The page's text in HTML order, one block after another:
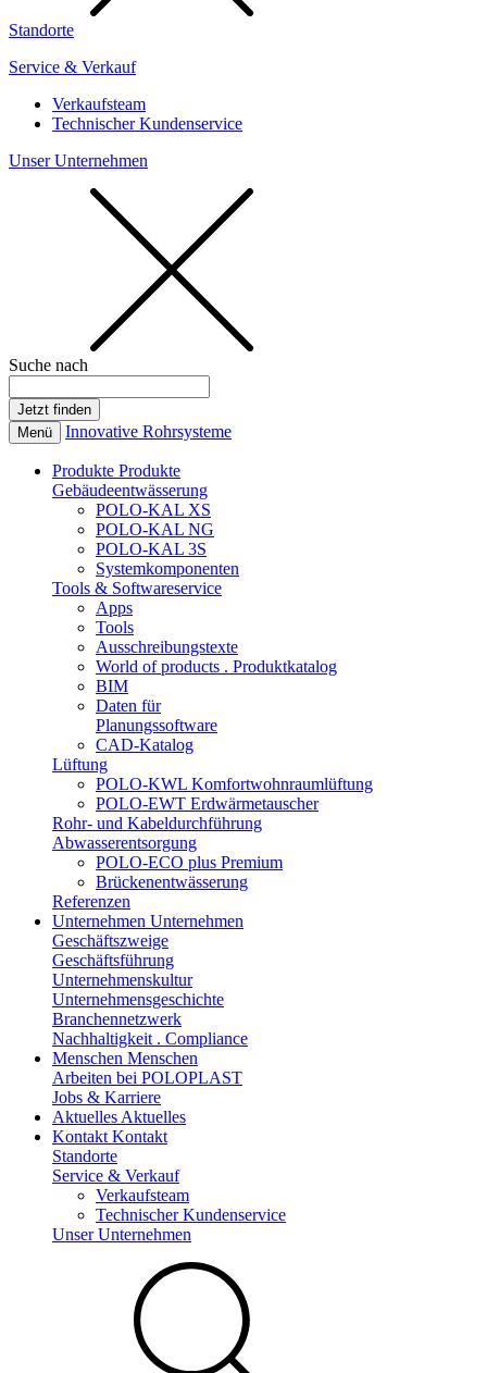
Standorte
Service & Verkauf
Verkaufsteam
Technischer Kundenservice
Unser Unternehmen
Suche nach
Menü Innovative Rohrsysteme
Produkte Produkte
Gebäudeentwässerung
POLO-KAL XS
POLO-KAL NG
POLO-KAL 3S
Systemkomponenten
Tools & Softwareservice
Apps
Tools
Ausschreibungstexte
World of products . Produktkatalog
BIM
Daten für
Planungssoftware
CAD-Katalog
Lüftung
POLO-KWL Komfortwohnraumlüftung
POLO-EWT Erdwärmetauscher
Rohr- und Kabeldurchführung
Abwasserentsorgung
POLO-ECO plus Premium
Brückenentwässerung
Referenzen
Unternehmen Unternehmen
Geschäftszweige
Geschäftsführung
Unternehmenskultur
Unternehmensgeschichte
Branchennetzwerk
Nachhaltigkeit . Compliance
Menschen Menschen
Arbeiten bei POLOPLAST
Jobs & Karriere
Aktuelles Aktuelles
Kontakt Kontakt
Standorte
Service & Verkauf
Verkaufsteam
Technischer Kundenservice
Unser Unternehmen